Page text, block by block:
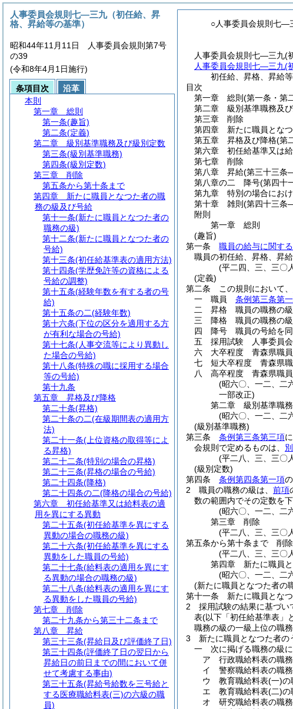
○人事委員会規則七―
人事委員会規則七―三九(
人事委員会規則七―三九(
初任給、昇格、昇給
目次
第一章
総則 (第一条・第
第二章
級別基準職務及
第三章
削除
第四章
新たに職員とな
第五章
昇格及び降格(第
第六章
初任給基準又は
第七章
削除
第八章
昇給(第三十三条
第八章の二
降号(第四十
第九章
特別の場合にお
第十章
雑則 (第四十三条
附則
第一章
総則
(趣旨)
第一条
職員の給与に関す
職員の初任給、昇格、昇
(平二四、三、三〇
(定義)
第二条
この規則において、
一
職員 条例第三条第
二
昇格 職員の職務の級
三
降格 職員の職務の級
四
降号 職員の号給を同
五
採用試験 人事委員
六
大卒程度 青森県職
七
短大卒程度 青森県
八
高卒程度 青森県職
(昭六〇、一二、二
一部改正)
第二章
級別基準職
(昭六〇、一二、二
(級別基準職務)
第三条
条例第三条第三項
会規則で定めるものは、
(平二八、三、三〇
(級別定数)
第四条
条例第四条第一項
2
職員の職務の級は、 前項
数の範囲内でその定数を
(昭六〇、一二、二
第三章
削除
(平二八、三、三〇
第五条から第十条まで
削除
(平二八、三、三〇
第四章
新たに職員
(昭六〇、一二、二
(新たに職員となつた者の
第十一条
新たに職員とな
2
採用試験の結果に基づい
表(以下「初任給基準表」
職務の級の一級上位の職
3
新たに職員となつた者の
一
次に掲げる職務の級
ア
行政職給料表の職
イ
警察職給料表の職
ウ
教育職給料表(一)の
エ
教育職給料表(二)の
オ
研究職給料表の職
人事委員会規則七―三九（初任給、昇
格、昇給等の基準）
昭和44年11月11日 人事委員会規則第7号
の39
(令和8年4月1日施行)
条項目次
沿革
本則
第一章
総則
第一条(趣旨)
第二条(定義)
第二章
級別基準職務及び級別定数
第三条(級別基準職務)
第四条(級別定数)
第三章
削除
第五条から第十条まで
第四章
新たに職員となつた者の職
務の級及び号給
第十一条(新たに職員となつた者の
職務の級)
第十二条(新たに職員となつた者の
号給)
第十三条(初任給基準表の適用方法)
第十四条(学歴免許等の資格による
号給の調整)
第十五条(経験年数を有する者の号
給)
第十五条の二(経験年数)
第十六条(下位の区分を適用する方
が有利な場合の号給)
第十七条(人事交流等により異動し
た場合の号給)
第十八条(特殊の職に採用する場合
等の号給)
第十九条
第五章
昇格及び降格
第二十条(昇格)
第二十条の二(在級期間表の適用方
法)
第二十一条(上位資格の取得等によ
る昇格)
第二十二条(特別の場合の昇格)
第二十三条(昇格の場合の号給)
第二十四条(降格)
第二十四条の二(降格の場合の号給)
第六章
初任給基準又は給料表の適
用を異にする異動
第二十五条(初任給基準を異にする
異動の場合の職務の級)
第二十六条(初任給基準を異にする
異動をした職員の号給)
第二十七条(給料表の適用を異にす
る異動の場合の職務の級)
第二十八条(給料表の適用を異にす
る異動をした職員の号給)
第七章
削除
第二十九条から第三十二条まで
第八章
昇給
第三十三条(昇給日及び評価終了日)
第三十四条(評価終了日の翌日から
昇給日の前日までの間において併
せて考慮する事由)
第三十五条(昇給号給数を三号給と
する医療職給料表(三)の六級の職
員)